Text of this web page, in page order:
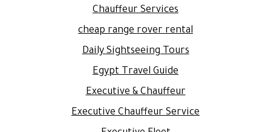
Chauffeur Services
cheap range rover rental
Daily Sightseeing Tours
Egypt Travel Guide
Executive & Chauffeur
Executive Chauffeur Service